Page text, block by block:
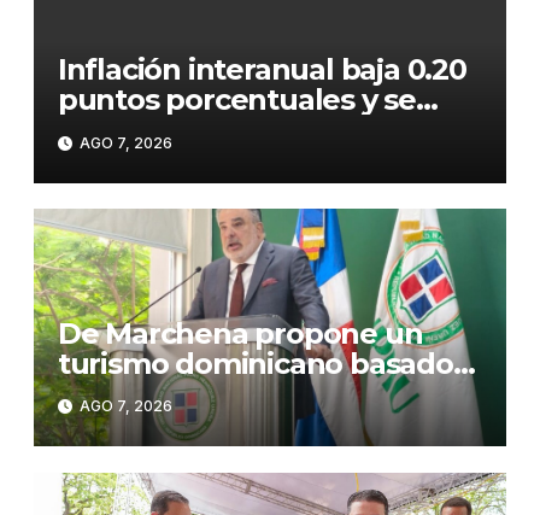
Inflación interanual baja 0.20
puntos porcentuales y se
sitúa en 5.47 %
AGO 7, 2026
De Marchena propone un
turismo dominicano basado
en formación, tecnología y
sostenibilidad
AGO 7, 2026